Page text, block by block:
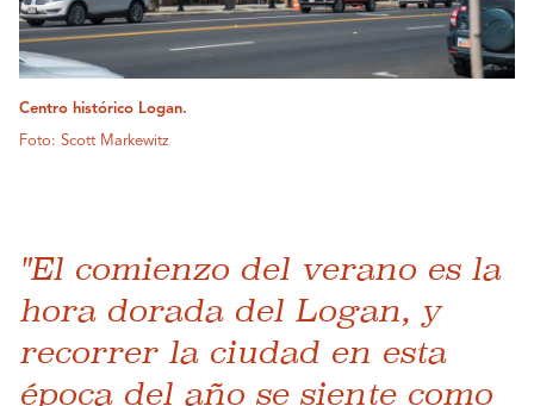
Centro histórico Logan.
Foto: Scott Markewitz
"El comienzo del verano es la
hora dorada del Logan, y
recorrer la ciudad en esta
época del año se siente como